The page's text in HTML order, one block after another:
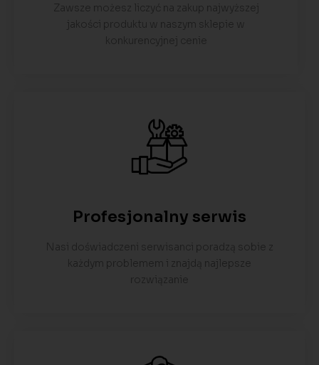
Zawsze możesz liczyć na zakup najwyższej
jakości produktu w naszym sklepie w
konkurencyjnej cenie
Profesjonalny serwis
Nasi doświadczeni serwisanci poradzą sobie z
każdym problemem i znajdą najlepsze
rozwiązanie